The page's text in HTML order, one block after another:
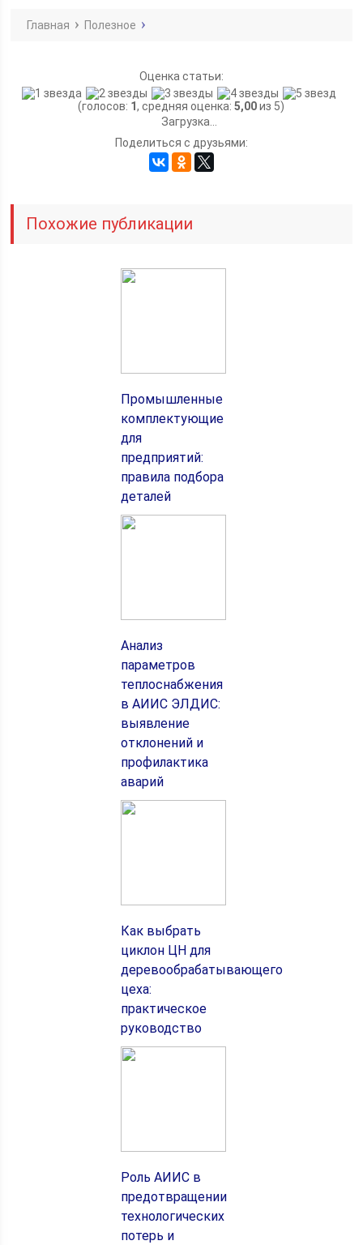
Главная Полезное
Оценка статьи:
(голосов: 1, средняя оценка:5,00из 5)
Загрузка...
Поделиться с друзьями:
Похожие публикации
Промышленные
комплектующие
для
предприятий:
правила подбора
деталей
Анализ
параметров
теплоснабжения
в АИИС ЭЛДИС:
выявление
отклонений и
профилактика
аварий
Как выбрать
циклон ЦН для
деревообрабатывающего
цеха:
практическое
руководство
Роль АИИС в
предотвращении
технологических
потерь и